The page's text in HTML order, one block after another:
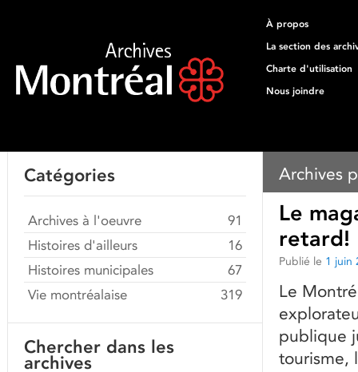
À propos
La section des
Charte d'utilisation
Nous joindre
Archives
Le
retard!
Publié le 1 juin
Le
publique
tourisme,
Catégories
Archives à l'oeuvre
91
Histoires d'ailleurs
16
Histoires municipales
67
Vie montréalaise
319
Chercher dans les
archives